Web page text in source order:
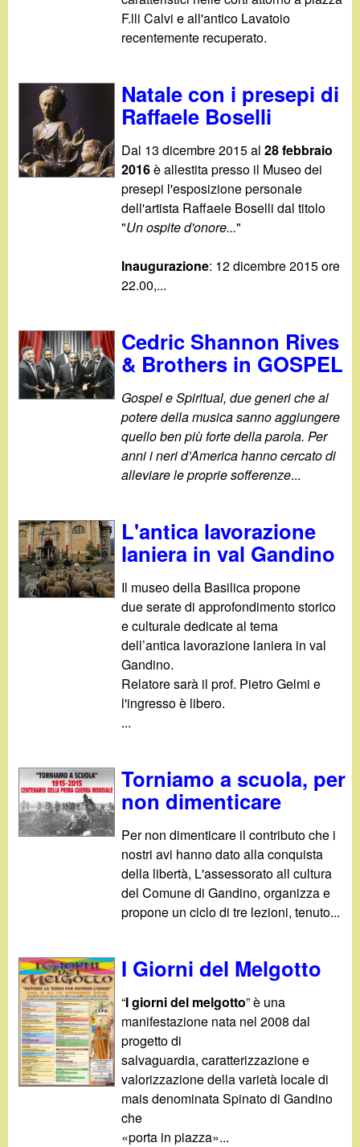
F.lli Calvi e all'antico Lavatoio
recentemente recuperato.
Natale con i presepi di
Raffaele Boselli
Dal 13 dicembre 2015 al 28 febbraio
2016è allestita presso il Museo dei
presepi l'esposizione personale
dell'artista Raffaele Boselli dal titolo
"Un ospite d'onore..."
Inaugurazione: 12 dicembre 2015 ore
22.00,...
Cedric Shannon Rives
& Brothers in GOSPEL
Gospel e Spiritual, due generi che al
potere della musica sanno aggiungere
quello ben più forte della parola. Per
anni i neri d’America hanno cercato di
alleviare le proprie sofferenze...
L'antica lavorazione
laniera in val Gandino
Il museo della Basilica propone
due serate di approfondimento storico
e culturale dedicate al tema
dell’antica lavorazione laniera in val
Gandino.
Relatore sarà il prof. Pietro Gelmi e
l'ingresso è libero.
...
Torniamo a scuola, per
non dimenticare
Per non dimenticare il contributo che i
nostri avi hanno dato alla conquista
della libertà, L'assessorato all cultura
del Comune di Gandino, organizza e
propone un ciclo di tre lezioni, tenuto...
I Giorni del Melgotto
“I giorni del melgotto” è una
manifestazione nata nel 2008 dal
progetto di
salvaguardia, caratterizzazione e
valorizzazione della varietà locale di
mais denominata Spinato di Gandino
che
«porta in piazza»...